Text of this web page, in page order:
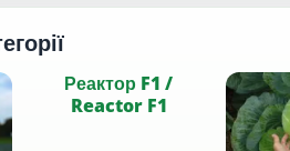
Реактор F1 /
Reactor F1